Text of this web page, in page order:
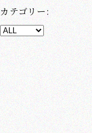
カテゴリー: